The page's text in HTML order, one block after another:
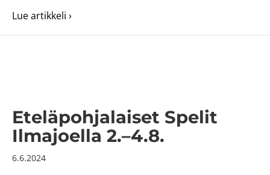
Lue artikkeli ›
Eteläpohjalaiset Spelit
Ilmajoella 2.–4.8.
6.6.2024